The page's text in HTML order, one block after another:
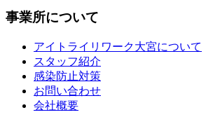
事業所について
アイトライリワーク大宮について
スタッフ紹介
感染防止対策
お問い合わせ
会社概要